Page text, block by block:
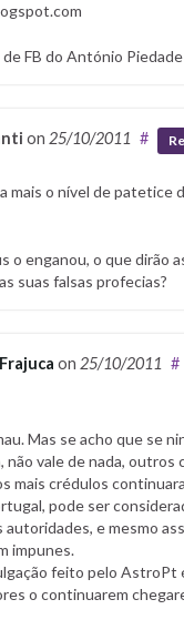
de FB do António Piedade
on 25/10/2011 #
mais o nível de patetice
o enganou, o que dirão
suas falsas profecias?
on 25/10/2011 #
Mas se acho que se
não vale de nada, outros
mais crédulos
pode ser
autoridades, e mesmo
impunes.
feito pelo AstroPt
o continuarem